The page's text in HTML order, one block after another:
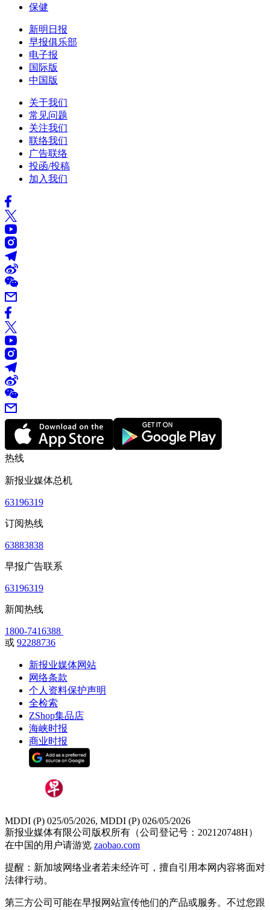
保健
新明日报
早报俱乐部
电子报
国际版
中国版
关于我们
常见问题
关注我们
联络我们
广告联络
投函/投稿
加入我们
热线
新报业媒体总机
63196319
订阅热线
63883838
早报广告联系
63196319
新闻热线
1800-7416388
或 92288736
新报业媒体网站
网络条款
个人资料保护声明
全检索
ZShop集品店
海峡时报
商业时报
MDDI (P) 025/05/2026, MDDI (P) 026/05/2026
新报业媒体有限公司版权所有（公司登记号：202120748H）
在中国的用户请游览 zaobao.com
提醒：新加坡网络业者若未经许可，擅自引用本网内容将面对
法律行动。
第三方公司可能在早报网站宣传他们的产品或服务。不过您跟